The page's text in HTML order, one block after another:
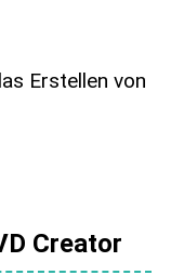
Erstellen von
Creator